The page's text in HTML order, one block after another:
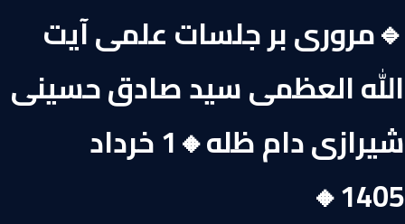
🔹مروری بر جلسات علمی آیت
الله العظمی سید صادق حسینی
شیرازی دام ظله🔸1 خرداد
1405🔸